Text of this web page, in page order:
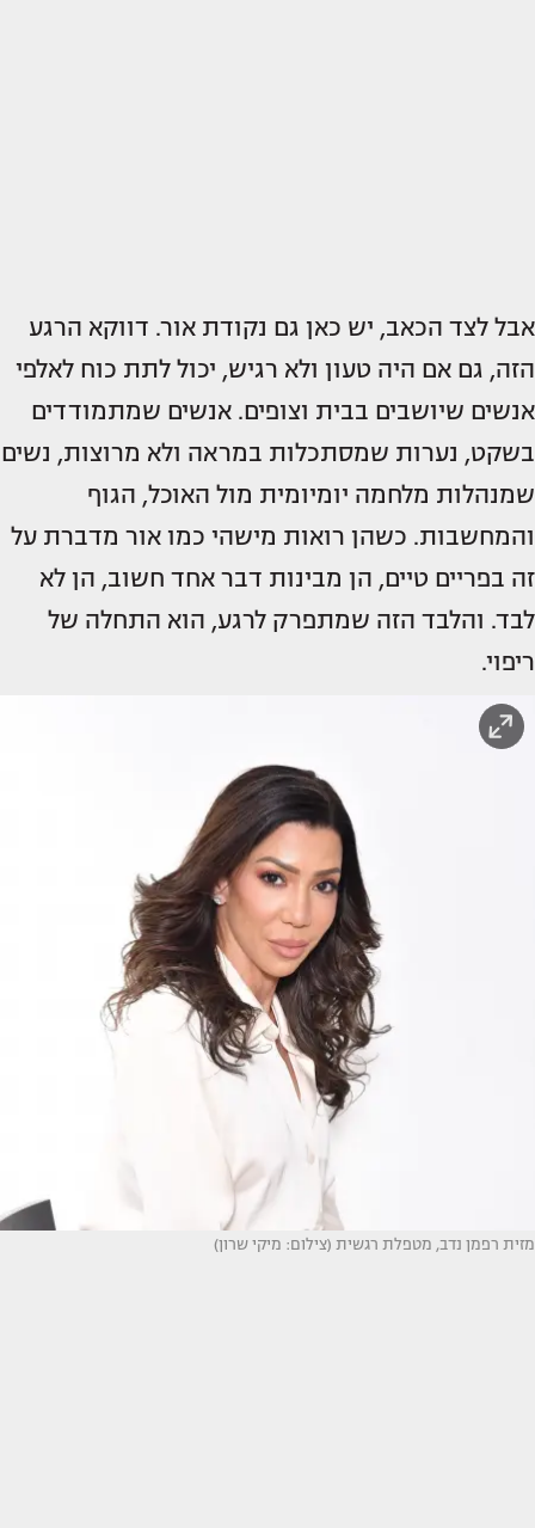
אבל לצד הכאב, יש כאן גם נקודת אור. דווקא הרגע
הזה, גם אם היה טעון ולא רגיש, יכול לתת כוח לאלפי
אנשים שיושבים בבית וצופים. אנשים שמתמודדים
בשקט, נערות שמסתכלות במראה ולא מרוצות, נשים
שמנהלות מלחמה יומיומית מול האוכל, הגוף
והמחשבות. כשהן רואות מישהי כמו אור מדברת על
זה בפריים טיים, הן מבינות דבר אחד חשוב, הן לא
לבד. והלבד הזה שמתפרק לרגע, הוא התחלה של
ריפוי.
מזית רפמן נדב, מטפלת רגשית (צילום: מיקי שרון)